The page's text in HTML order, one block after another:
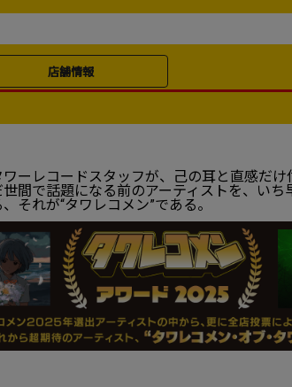
店舗情報
ーレコードスタッフが、己の耳と直感だけ
世間で話題になる前のアーティストを、いち
それが“タワレコメン”である。